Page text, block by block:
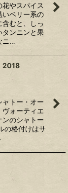
やスパイス
いベリー系の
むと、しっ
タンニンと果
ニ…
2018
ャトー・オー
ヴォーティエ
ンのシャトー
の格付けはサ